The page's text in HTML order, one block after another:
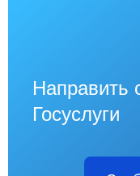
Направить
Госуслуги